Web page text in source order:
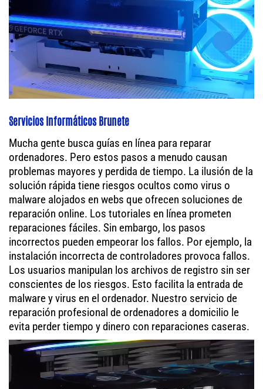
Servicios Informáticos Brunete
Mucha gente busca guías en línea para reparar
ordenadores. Pero estos pasos a menudo causan
problemas mayores y perdida de tiempo. La ilusión de la
solución rápida tiene riesgos ocultos como virus o
malware alojados en webs que ofrecen soluciones de
reparación online. Los tutoriales en línea prometen
reparaciones fáciles. Sin embargo, los pasos
incorrectos pueden empeorar los fallos. Por ejemplo, la
instalación incorrecta de controladores provoca fallos.
Los usuarios manipulan los archivos de registro sin ser
conscientes de los riesgos. Esto facilita la entrada de
malware y virus en el ordenador. Nuestro servicio de
reparación profesional de ordenadores a domicilio le
evita perder tiempo y dinero con reparaciones caseras.